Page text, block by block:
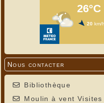
Nous contacter
Bibliothèque
Moulin à vent Visites